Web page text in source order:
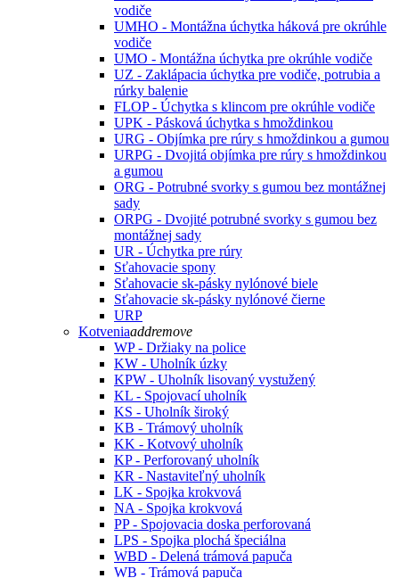
vodiče
UMHO - Montážna úchytka háková pre okrúhle
vodiče
UMO - Montážna úchytka pre okrúhle vodiče
UZ - Zaklápacia úchytka pre vodiče, potrubia a
rúrky balenie
FLOP - Úchytka s klincom pre okrúhle vodiče
UPK - Pásková úchytka s hmoždinkou
URG - Objímka pre rúry s hmoždinkou a gumou
URPG - Dvojitá objímka pre rúry s hmoždinkou
a gumou
ORG - Potrubné svorky s gumou bez montážnej
sady
ORPG - Dvojité potrubné svorky s gumou bez
montážnej sady
UR - Úchytka pre rúry
Sťahovacie spony
Sťahovacie sk-pásky nylónové biele
Sťahovacie sk-pásky nylónové čierne
URP
Kotveniaaddremove
WP - Držiaky na police
KW - Uholník úzky
KPW - Uholník lisovaný vystužený
KL - Spojovací uholník
KS - Uholník široký
KB - Trámový uholník
KK - Kotvový uholník
KP - Perforovaný uholník
KR - Nastaviteľný uholník
LK - Spojka krokvová
NA - Spojka krokvová
PP - Spojovacia doska perforovaná
LPS - Spojka plochá špeciálna
WBD - Delená trámová papuča
WB - Trámová papuča